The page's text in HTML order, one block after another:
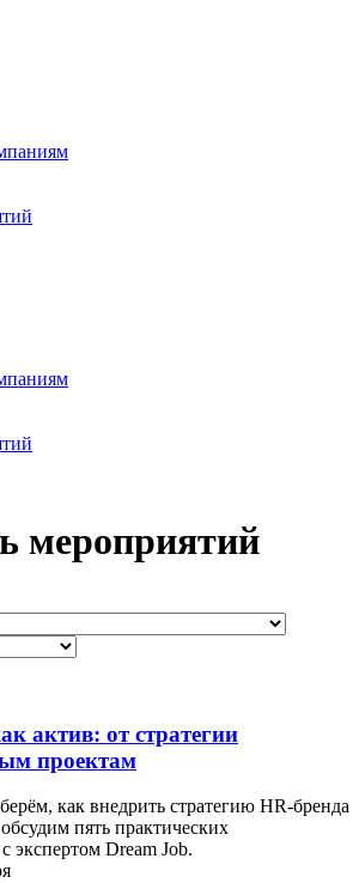
мероприятий
актив: от стратегии
проектам
как внедрить стратегию HR-бренда
пять практических
экспертом Dream Job.